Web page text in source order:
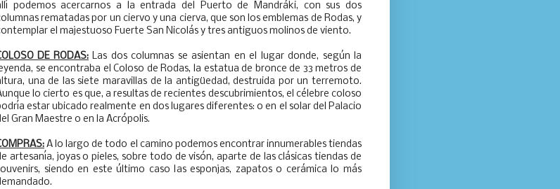
podemos acercarnos a la entrada del Puerto de Mandráki, con sus dos
rematadas por un ciervo y una cierva, que son los emblemas de Rodas, y
el majestuoso Fuerte San Nicolás y tres antiguos molinos de viento.
DE RODAS:Las dos columnas se asientan en el lugar donde, según la
se encontraba el Coloso de Rodas, la estatua de bronce de 33 metros de
una de las siete maravillas de la antigüedad, destruida por un terremoto.
lo cierto es que, a resultas de recientes descubrimientos, el célebre coloso
estar ubicado realmente en dos lugares diferentes: o en el solar del Palacio
Gran Maestre o en la Acrópolis.
A lo largo de todo el camino podemos encontrar innumerables tiendas
artesanía, joyas o pieles, sobre todo de visón, aparte de las clásicas tiendas de
siendo en este último caso las esponjas, zapatos o cerámica lo más